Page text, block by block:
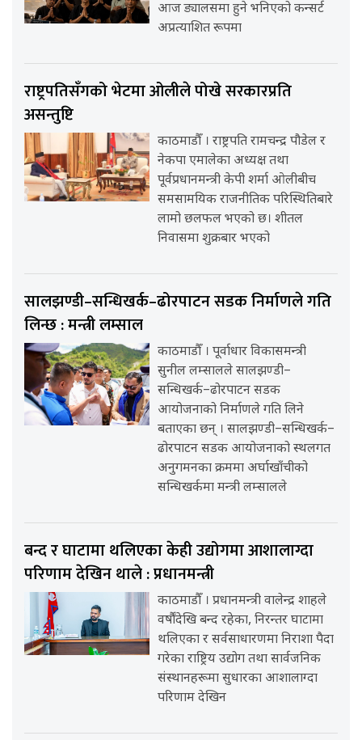
आज ड्यालसमा हुने भनिएको कन्सर्ट
अप्रत्याशित रूपमा
राष्ट्रपतिसँगको भेटमा ओलीले पोखे सरकारप्रति
असन्तुष्टि
काठमाडौँ । राष्ट्रपति रामचन्द्र पौडेल र
नेकपा एमालेका अध्यक्ष तथा
पूर्वप्रधानमन्त्री केपी शर्मा ओलीबीच
समसामयिक राजनीतिक परिस्थितिबारे
लामो छलफल भएको छ। शीतल
निवासमा शुक्रबार भएको
सालझण्डी–सन्धिखर्क–ढोरपाटन सडक निर्माणले गति
लिन्छ : मन्त्री लम्साल
काठमाडौँ । पूर्वाधार विकासमन्त्री
सुनील लम्सालले सालझण्डी–
सन्धिखर्क–ढोरपाटन सडक
आयोजनाको निर्माणले गति लिने
बताएका छन् । सालझण्डी–सन्धिखर्क–
ढोरपाटन सडक आयोजनाको स्थलगत
अनुगमनका क्रममा अर्घाखाँचीको
सन्धिखर्कमा मन्त्री लम्सालले
बन्द र घाटामा थलिएका केही उद्योगमा आशालाग्दा
परिणाम देखिन थाले : प्रधानमन्त्री
काठमाडौँ । प्रधानमन्त्री वालेन्द्र शाहले
वर्षौंदेखि बन्द रहेका, निरन्तर घाटामा
थलिएका र सर्वसाधारणमा निराशा पैदा
गरेका राष्ट्रिय उद्योग तथा सार्वजनिक
संस्थानहरूमा सुधारका आशालाग्दा
परिणाम देखिन